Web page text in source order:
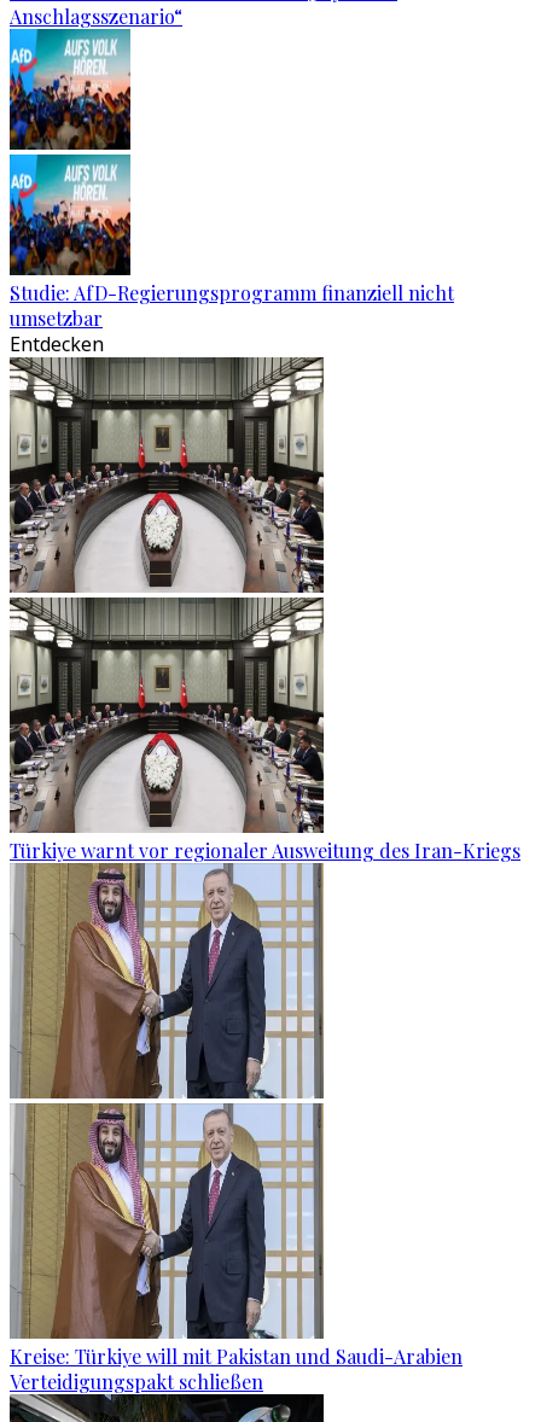
Anschlagsszenario“
Studie: AfD-Regierungsprogramm finanziell nicht
umsetzbar
Entdecken
Türkiye warnt vor regionaler Ausweitung des Iran-Kriegs
Kreise: Türkiye will mit Pakistan und Saudi-Arabien
Verteidigungspakt schließen